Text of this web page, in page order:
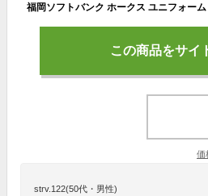
この商品をサイ
価
strv.122(50代・男性)